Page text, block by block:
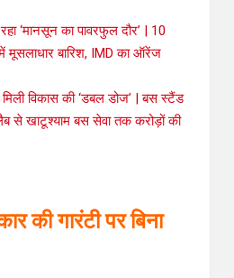
‘मानसून का पावरफुल दौर’ | 10
बारिश, IMD का ऑरेंज
विकास की ‘डबल डोज’ | बस स्टैंड
से खाटूश्याम बस सेवा तक करोड़ों की
की गारंटी पर बिना